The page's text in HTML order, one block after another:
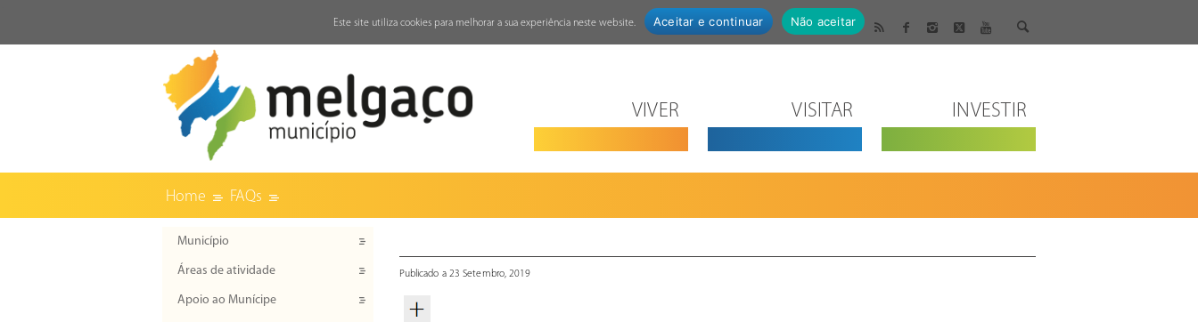
VIVER VISITAR INVESTIR
Home FAQs
Publicado a 23 Setembro, 2019
Município
Áreas de atividade
Apoio ao Munícipe
Este site utiliza cookies para melhorar a sua experiência neste website. Aceitar e continuar Não aceitar